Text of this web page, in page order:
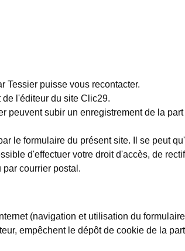
Tessier puisse vous recontacter.
l'éditeur du site Clic29.
peuvent subir un enregistrement de la
le formulaire du présent site. Il se peut
d'effectuer votre droit d'accès, de
courrier postal.
(navigation et utilisation du
empêchent le dépôt de cookie de la